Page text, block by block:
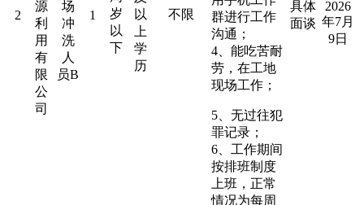
2
源
利
用
有
限
公
司
场
冲
洗
人
员B
1
岁
以
下
以
上
学
历
不限
群进行工作
沟通；
4、能吃苦耐
劳，在工地
现场工作；
5、无过往犯
罪记录；
6、工作期间
按排班制度
上班，正常
情况为每周
具体
面谈
2026
年7月
9日